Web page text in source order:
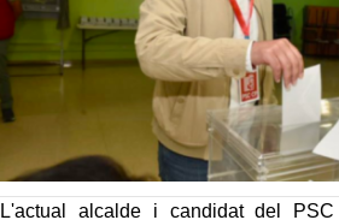
L'actual alcalde i candidat del